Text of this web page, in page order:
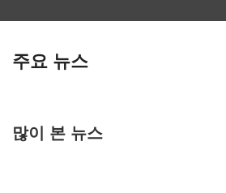
주요 뉴스
많이 본 뉴스